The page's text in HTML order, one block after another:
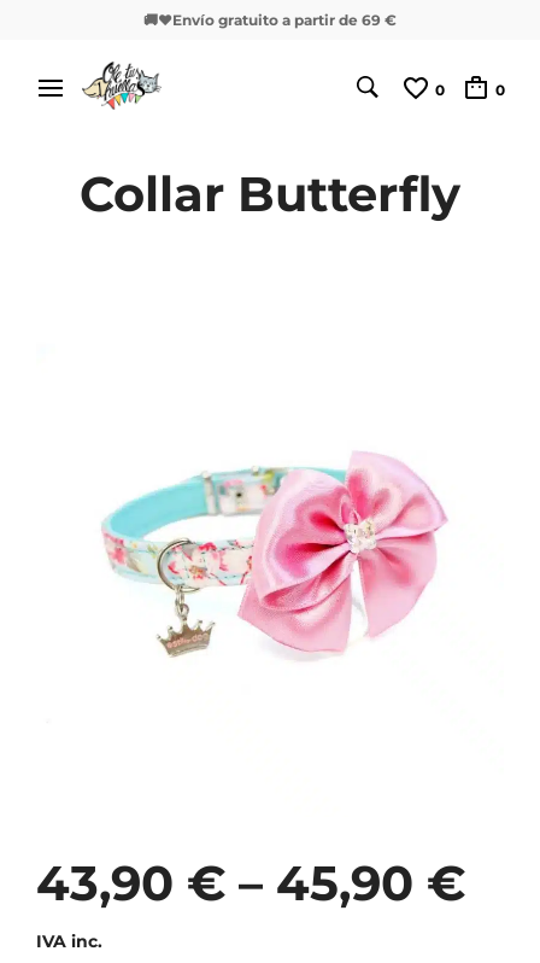
🚚❤️Envío gratuito a partir de 69 €
0 0
Collar Butterfly
43,90 € – 45,90 €
IVA inc.